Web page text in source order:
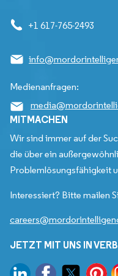
+1 617-765-2493
Medienanfragen:
MITMACHEN
Wir sind immer auf der
die über ein
Problemlösungsfähigkeit
Interessiert? Bitte mailen
JETZT MIT UNS IN